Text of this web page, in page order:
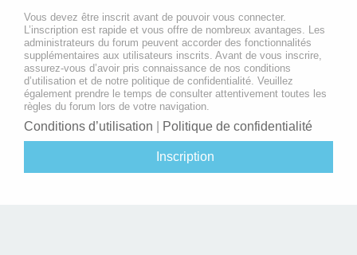
Vous devez être inscrit avant de pouvoir vous connecter.
L’inscription est rapide et vous offre de nombreux avantages. Les
administrateurs du forum peuvent accorder des fonctionnalités
supplémentaires aux utilisateurs inscrits. Avant de vous inscrire,
assurez-vous d’avoir pris connaissance de nos conditions
d’utilisation et de notre politique de confidentialité. Veuillez
également prendre le temps de consulter attentivement toutes les
règles du forum lors de votre navigation.
Conditions d’utilisation Politique de confidentialité
Inscription